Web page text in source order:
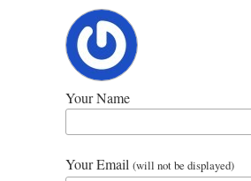
Your Name
Your Email (will not be displayed)